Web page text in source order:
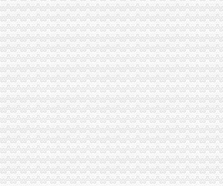
重庆都尚装修有限公司-土巴兔装修网
荣威荣威550高优惠0万元,重庆世纪沪力汽车销售服务有限公司,
重庆免费注册公司
重庆冰盈注册安全工程师事务所有限公司
重庆九龙坡商标注册找哪个公司？_第1页_重庆E线广告设计策划_职场
免费注册公司
徐州专业免费公司注册_徐州商务服务-徐州-苏北信息港
代理记账,新公司注册来电咨询免费,免费,免费注册-襄58同城